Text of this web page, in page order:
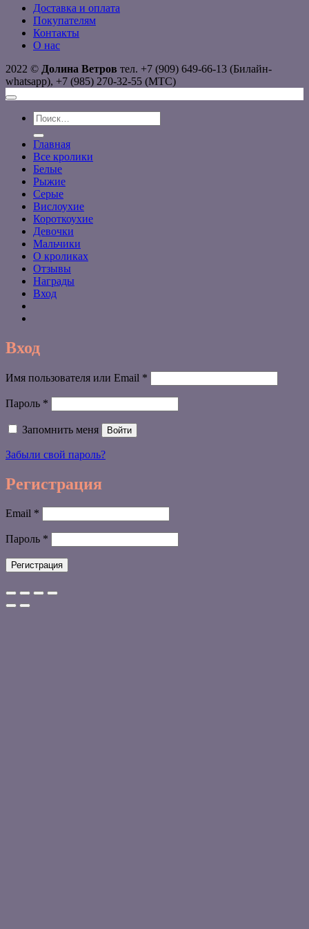
Доставка и оплата
Покупателям
Контакты
О нас
2022 © Долина Ветров тел. +7 (909) 649-66-13 (Билайн-
whatsapp), +7 (985) 270-32-55 (МТС)
Искать:
Главная
Все кролики
Белые
Рыжие
Серые
Вислоухие
Короткоухие
Девочки
Мальчики
О кроликах
Отзывы
Награды
Вход
Вход
Имя пользователя или Email *
Пароль *
Запомнить меня Войти
Забыли свой пароль?
Регистрация
Email *
Пароль *
Регистрация